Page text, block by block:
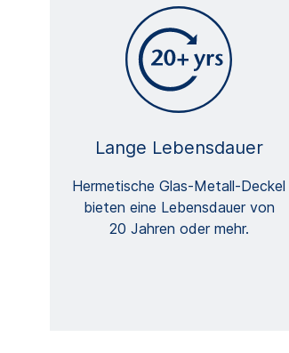
Lange Lebensdauer
Hermetische Glas-Metall-Deckel
bieten eine Lebensdauer von
20 Jahren oder mehr.